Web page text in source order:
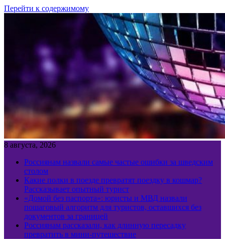
Перейти к содержимому
8 августа, 2026
Россиянам назвали самые частые ошибки за шведским
столом
Какие полки в поезде превратят поездку в кошмар?
Рассказывает опытный турист
«Домой без паспорта»: юристы и МВД назвали
пошаговый алгоритм для туристов, оставшихся без
документов за границей
Россиянам рассказали, как длинную пересадку
превратить в мини-путешествие